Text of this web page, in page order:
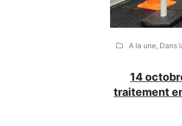
A la une Dans
14
traitement